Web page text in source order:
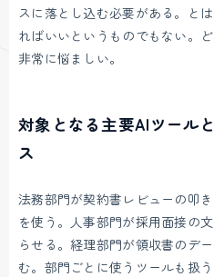
スに落とし込む必要がある。と
ればいいというものでもない。
非常に悩ましい。
対象となる主要AIツール
ス
法務部門が契約書レビューの叩
を使う。人事部門が採用面接の
らせる。経理部門が領収書のデ
む。部門ごとに使うツールも扱